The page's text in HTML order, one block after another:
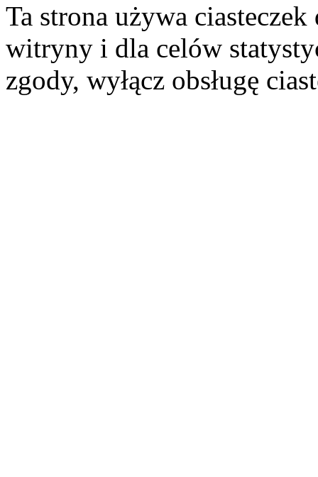
Ta strona używa
witryny i dla celów
zgody, wyłącz obsługę